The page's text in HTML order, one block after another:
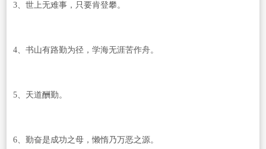
3、世上无难事，只要肯登攀。
4、书山有路勤为径，学海无涯苦作舟。
5、天道酬勤。
6、勤奋是成功之母，懒惰乃万恶之源。